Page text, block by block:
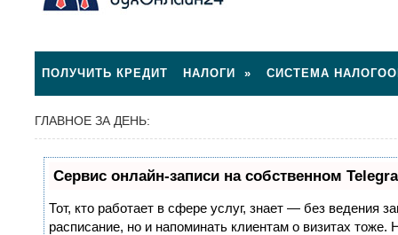
ПОЛУЧИТЬ КРЕДИТ НАЛОГИ » СИСТЕМА
ГЛАВНОЕ ЗА ДЕНЬ:
Сервис онлайн-записи на собственном
Тот, кто работает в сфере услуг, знает — без ведения
расписание, но и напоминать клиентам о визитах